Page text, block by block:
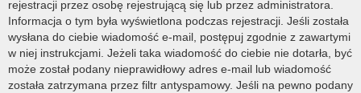
rejestracji przez osobę rejestrującą się lub przez administratora.
Informacja o tym była wyświetlona podczas rejestracji. Jeśli została
wysłana do ciebie wiadomość e-mail, postępuj zgodnie z zawartymi
w niej instrukcjami. Jeżeli taka wiadomość do ciebie nie dotarła, być
może został podany nieprawidłowy adres e-mail lub wiadomość
została zatrzymana przez filtr antyspamowy. Jeśli na pewno podany